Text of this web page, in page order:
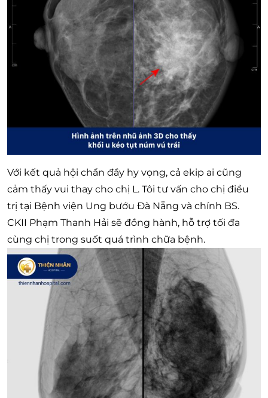
Với kết quả hội chẩn đầy hy vọng, cả ekip ai cũng
cảm thấy vui thay cho chị L. Tôi tư vấn cho chị điều
trị tại Bệnh viện Ung bướu Đà Nẵng và chính BS.
CKII Phạm Thanh Hải sẽ đồng hành, hỗ trợ tối đa
cùng chị trong suốt quá trình chữa bệnh.